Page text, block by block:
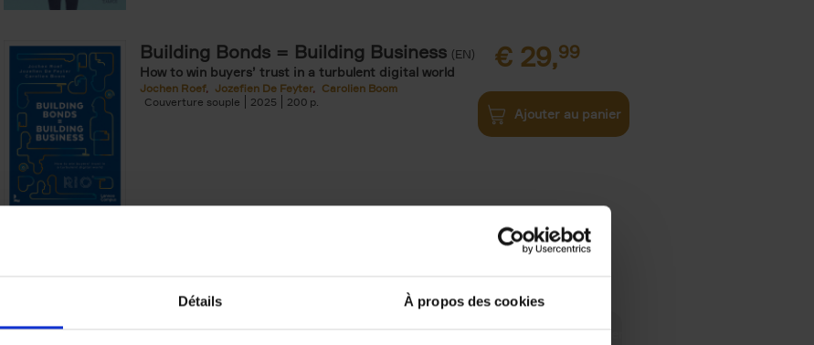
Détails À propos des cookies
Building Bonds = Building Business (EN)
How to win buyers’ trust in a turbulent digital world
Jochen Roef Jozefien De Feyter
Carolien Boom
Couverture souple
2025 200
€ 29,99
Ajouter au panier
Hysteria (EN)
Develop and Implement a Winning Strategy as a
Gino Van Ossel
29,99